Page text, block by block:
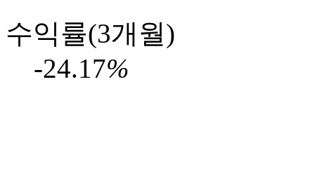
수익률(3개월)
-24.17%